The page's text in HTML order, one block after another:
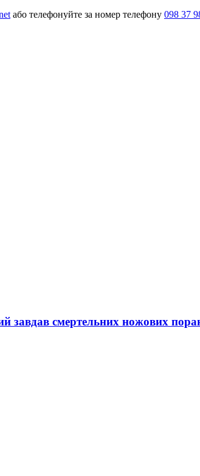
або телефонуйте за номер телефону 098 37
завдав смертельних ножових